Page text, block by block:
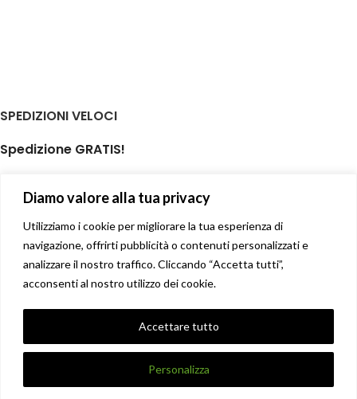
Diamo valore alla tua privacy
Utilizziamo i cookie per migliorare la tua esperienza di
navigazione, offrirti pubblicità o contenuti personalizzati e
analizzare il nostro traffico. Cliccando “Accetta tutti”,
acconsenti al nostro utilizzo dei cookie.
Personalizza
Accettare tutto
SPEDIZIONI VELOCI
Spedizione GRATIS!
isole minori non incluse
Soddisfatti o rimborsati
14 giorni diritto di recesso facile
Condizioni di vendita